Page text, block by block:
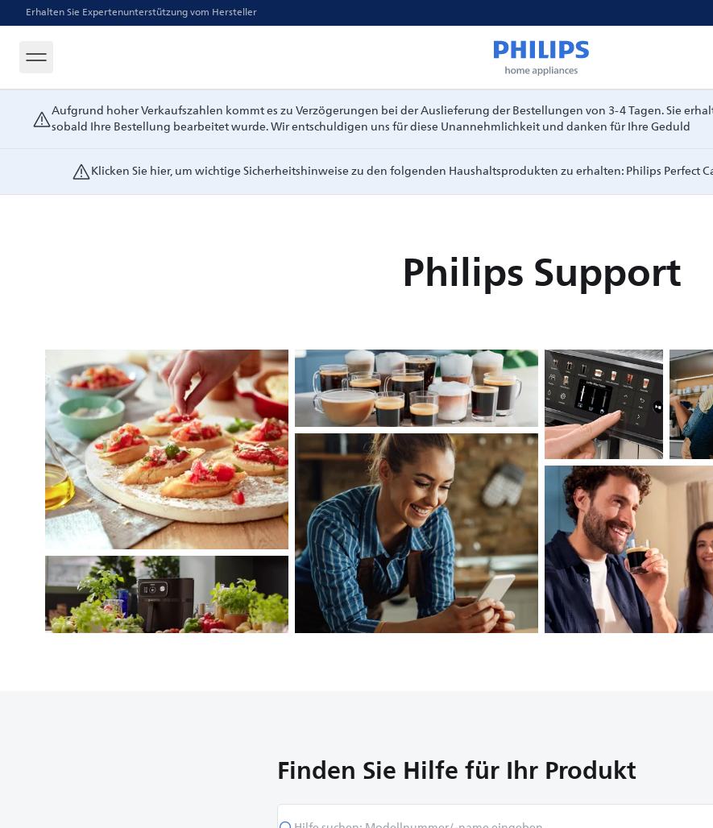
Erhalten Sie Expertenunterstützung vom Hersteller
Aufgrund hoher Verkaufszahlen kommt es zu Verzögerungen bei der Auslieferung der Bestellungen von 3-4 Tagen. Sie
sobald Ihre Bestellung bearbeitet wurde. Wir entschuldigen uns für diese Unannehmlichkeit und danken für Ihre Geduld
Klicken Sie hier, um wichtige Sicherheitshinweise zu den folgenden Haushaltsprodukten zu erhalten: Philips Perfect
Philips Support
Finden Sie Hilfe für Ihr Produkt